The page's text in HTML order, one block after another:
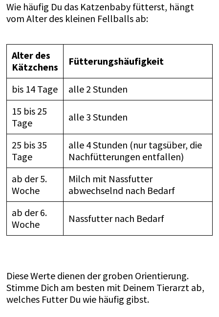
Wie häufig Du das Katzenbaby fütterst, hängt
vom Alter des kleinen Fellballs ab:
Alter des
Kätzchens
Fütterungshäufigkeit
bis 14 Tage
alle 2 Stunden
15 bis 25
Tage
alle 3 Stunden
25 bis 35
Tage
alle 4 Stunden (nur tagsüber, die
Nachfütterungen entfallen)
ab der 5.
Woche
Milch mit Nassfutter
abwechselnd nach Bedarf
ab der 6.
Woche
Nassfutter nach Bedarf
Diese Werte dienen der groben Orientierung.
Stimme Dich am besten mit Deinem Tierarzt ab,
welches Futter Du wie häufig gibst.